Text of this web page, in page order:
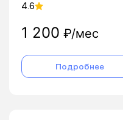
4.6
1 200 ₽/мес
Подробнее